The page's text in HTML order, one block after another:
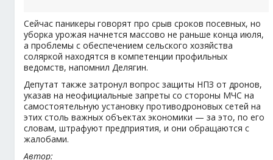
Сейчас паникеры говорят про срыв сроков посевных, но
уборка урожая начнется массово не раньше конца июля,
а проблемы с обеспечением сельского хозяйства
соляркой находятся в компетенции профильных
ведомств, напомнил Делягин.
Депутат также затронул вопрос защиты НПЗ от дронов,
указав на неофициальные запреты со стороны МЧС на
самостоятельную установку противодроновых сетей на
этих столь важных объектах экономики — за это, по его
словам, штрафуют предприятия, и они обращаются с
жалобами.
Автор: